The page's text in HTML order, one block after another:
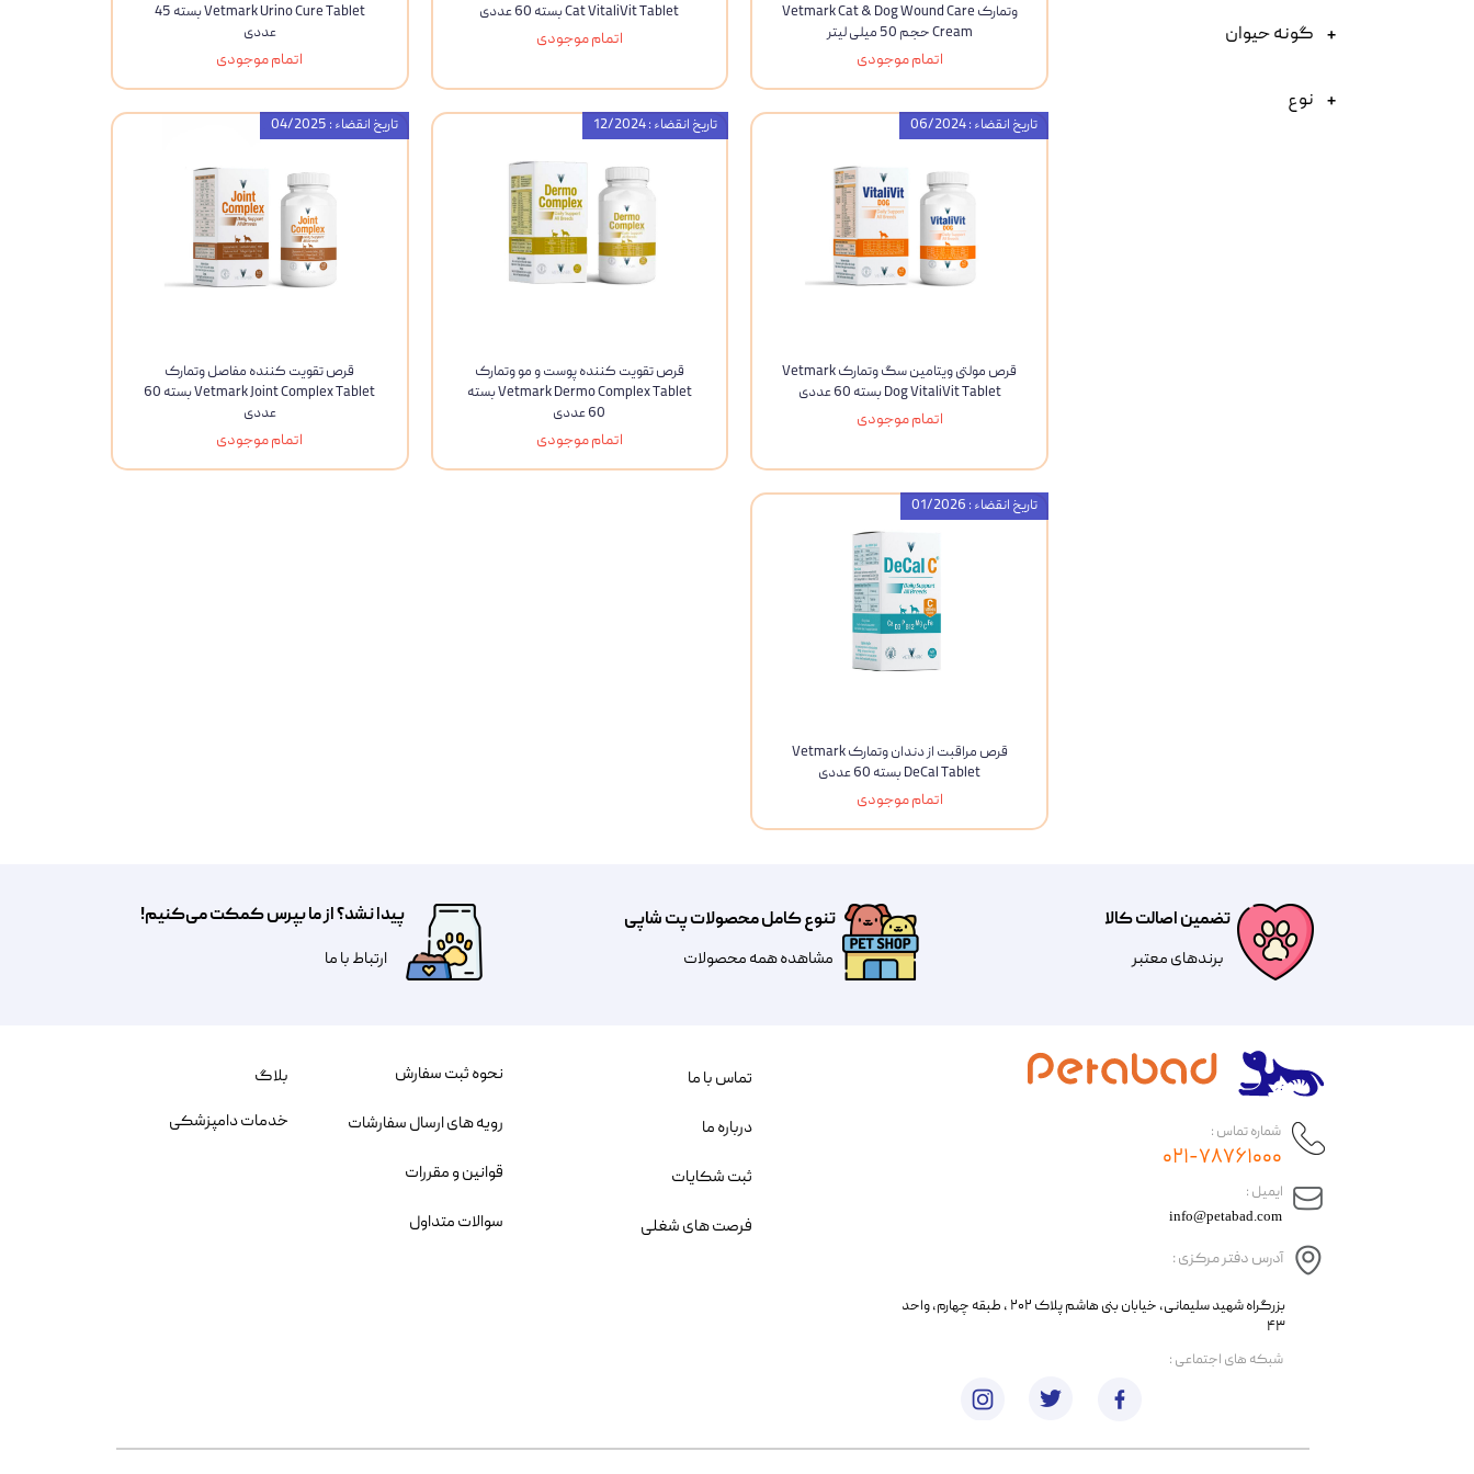
ویسکاس
وتمارک Vetmark Cat & Dog Wound Care
Cream حجم 50 میلی لیتر
اتمام موجودی
Cat VitaliVit Tablet بسته 60 عددی
اتمام موجودی
Vetmark Urino Cure Tablet بسته 45
عددی
اتمام موجودی
قرص مولتی ویتامین سگ وتمارک Vetmark
Dog VitaliVit Tablet بسته 60 عددی
اتمام موجودی
تاریخ انقضاء : 06/2024
قرص تقویت کننده پوست و مو وتمارک
Vetmark Dermo Complex Tablet بسته
60 عددی
اتمام موجودی
تاریخ انقضاء : 12/2024
قرص تقویت کننده مفاصل وتمارک
Vetmark Joint Complex Tablet بسته 60
عددی
اتمام موجودی
تاریخ انقضاء : 04/2025
قرص مراقبت از دندان وتمارک Vetmark
DeCal Tablet بسته 60 عددی
اتمام موجودی
تاریخ انقضاء : 01/2026
گونه حیوان
نوع
تضمین اصالت کالا
​​برندهای معتبر​​​​​​​
تنوع کامل محصولات پت شاپی
مشاهده همه محصولات
پیدا نشد؟ از ما بپرس کمکت می‌کنیم!
​​​ارتباط با ما
​ایمیل :
آدرس دفتر مرکزی :
info@petabad.com
​​بزرگراه شهید سلیمانی، خیابان بنی هاشم پلاک ۲۰۲ ، طبقه چهارم، واحد
۴۳
شماره تماس :
۰۲۱-۷۸۷۶۱۰۰۰
نحوه ثبت سفارش
رویه های ارسال سفارشات
قوانین و مقررات
سوالات متداول
تماس با ما
درباره ما
ثبت شکایات
فرصت های شغلی
​شبکه های اجتماعی :
بلاگ
خدمات دامپزشکی